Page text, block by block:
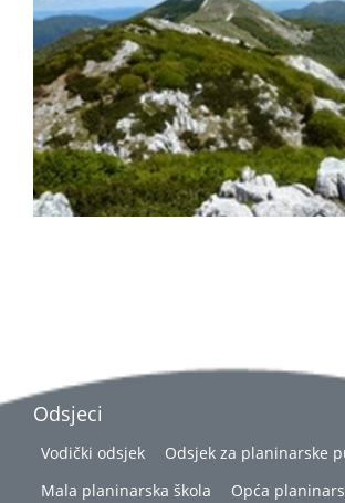
Odsjeci
Vodički odsjek
Odsjek za planinarske
Mala planinarska škola
Opća